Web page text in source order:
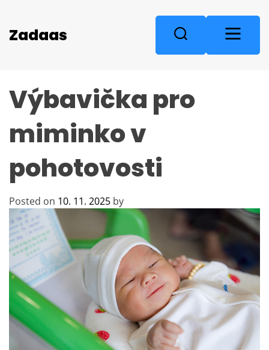
Zadaas
S
c
h
M
Výbavička pro
miminko v
pohotovosti
Posted on 10. 11. 2025 by